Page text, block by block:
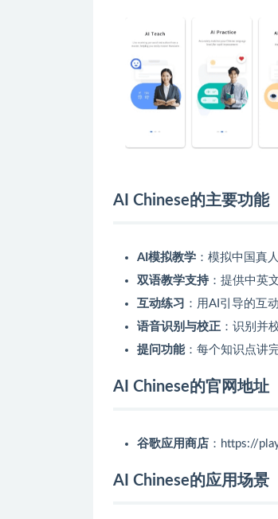
AI Chinese的主要功能
AI模拟教学 ：模拟中国真
双语教学支持：提供中英
互动练习 ：用AI引导的互
语音识别与校正 ：识别并
提问功能：每个知识点讲
AI Chinese的官网地址
谷歌应用商店 ：https://
AI Chinese的应用场景